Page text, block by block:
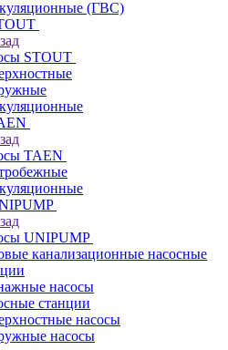
(ГВС)
STOUT
TAEN
UNIPUMP
канализационные насосные
насосы
станции
насосы
насосы